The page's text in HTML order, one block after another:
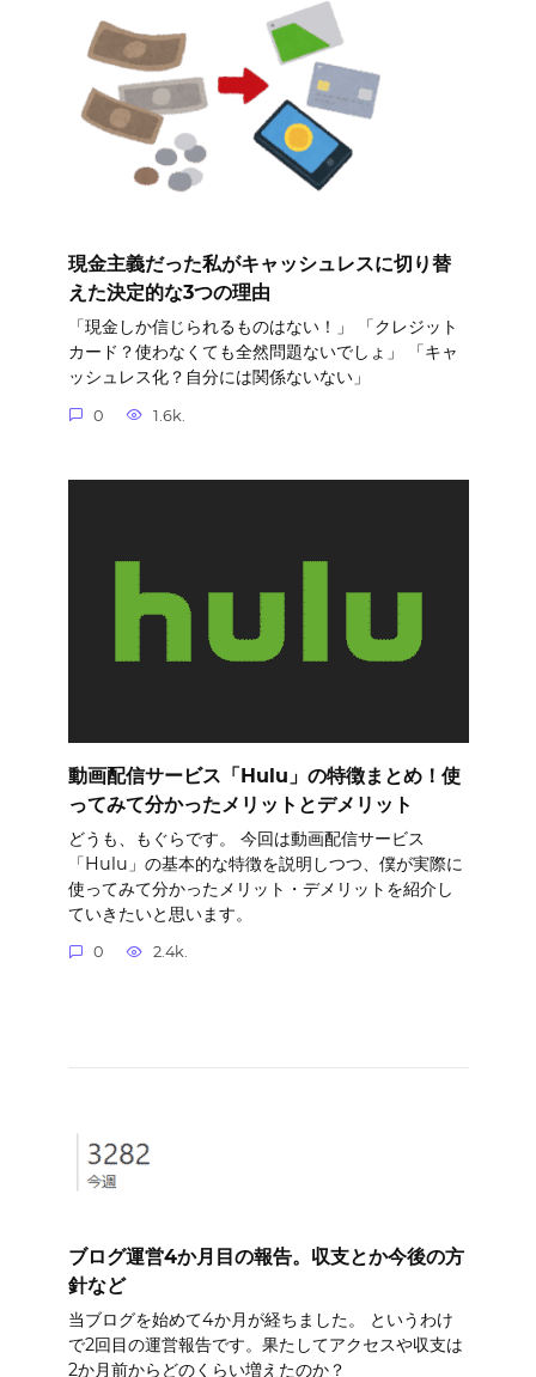
現金主義だった私がキャッシュレスに切り替
えた決定的な3つの理由
「現金しか信じられるものはない！」 「クレジット
カード？使わなくても全然問題ないでしょ」 「キャ
ッシュレス化？自分には関係ないない」
0 1.6k.
動画配信サービス「Hulu」の特徴まとめ！使
ってみて分かったメリットとデメリット
どうも、もぐらです。 今回は動画配信サービス
「Hulu」の基本的な特徴を説明しつつ、僕が実際に
使ってみて分かったメリット・デメリットを紹介し
ていきたいと思います。
0 2.4k.
ブログ運営4か月目の報告。収支とか今後の方
針など
当ブログを始めて4か月が経ちました。 というわけ
で2回目の運営報告です。果たしてアクセスや収支は
2か月前からどのくらい増えたのか？